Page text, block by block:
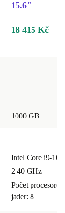
15.6"
18 415 Kč
1000 GB
Intel Core i9-
2.40 GHz
Počet
jader: 8